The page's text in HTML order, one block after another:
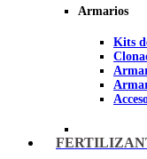
Armarios
Kits